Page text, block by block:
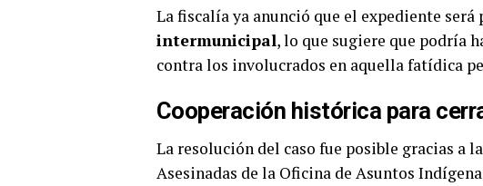
La fiscalía ya anunció que el expediente será
intermunicipal, lo que sugiere que podría
contra los involucrados en aquella fatídica
Cooperación histórica para
La resolución del caso fue posible gracias a
Asesinadas de la Oficina de Asuntos